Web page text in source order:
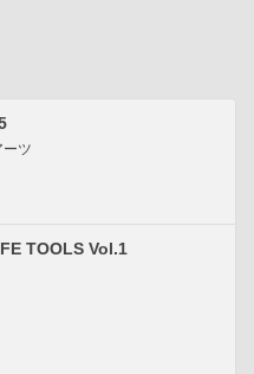
ツ
TOOLS Vol.1